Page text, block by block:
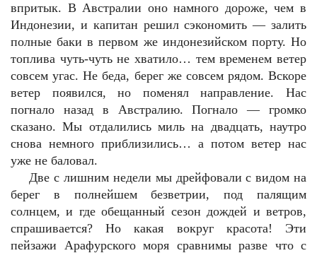
впритык. В Австралии оно намного дороже, чем в
Индонезии, и капитан решил сэкономить — залить
полные баки в первом же индонезийском порту. Но
топлива чуть-чуть не хватило… тем временем ветер
совсем угас. Не беда, берег же совсем рядом. Вскоре
ветер появился, но поменял направление. Нас
погнало назад в Австралию. Погнало — громко
сказано. Мы отдалились миль на двадцать, наутро
снова немного приблизились… а потом ветер нас
уже не баловал.
Две с лишним недели мы дрейфовали с видом на
берег в полнейшем безветрии, под палящим
солнцем, и где обещанный сезон дождей и ветров,
спрашивается? Но какая вокруг красота! Эти
пейзажи Арафурского моря сравнимы разве что с